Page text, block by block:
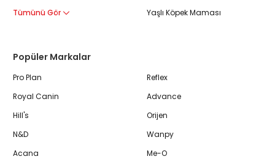
Tümünü Gör
Yaşlı Köpek Maması
Popüler Markalar
Pro Plan
Royal Canin
Hill's
N&D
Acana
Reflex
Advance
Orijen
Wanpy
Me-O